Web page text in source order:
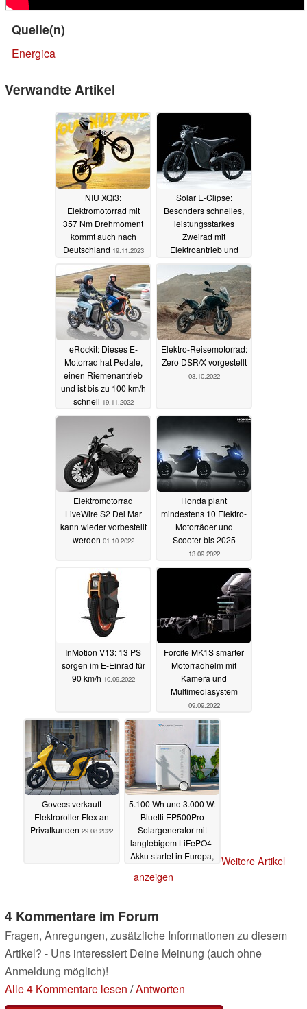
Quelle(n)
Energica
Verwandte Artikel
NIU XQi3:
Elektromotorrad mit
357 Nm Drehmoment
kommt auch nach
Deutschland 19.11.2023
Solar E-Clipse:
Besonders schnelles,
leistungsstarkes
Zweirad mit
Elektroantrieb und
Carbon lässt sich zügig
laden03.08.2023
eRockit: Dieses E-
Motorrad hat Pedale,
einen Riemenantrieb
und ist bis zu 100 km/h
schnell 19.11.2022
Elektro-Reisemotorrad:
Zero DSR/X vorgestellt
03.10.2022
Elektromotorrad
LiveWire S2 Del Mar
kann wieder vorbestellt
werden 01.10.2022
Honda plant
mindestens 10 Elektro-
Motorräder und
Scooter bis 2025
13.09.2022
InMotion V13: 13 PS
sorgen im E-Einrad für
90 km/h 10.09.2022
Forcite MK1S smarter
Motorradhelm mit
Kamera und
Multimediasystem
09.09.2022
Govecs verkauft
Elektroroller Flex an
Privatkunden 29.08.2022
5.100 Wh und 3.000 W:
Bluetti EP500Pro
Solargenerator mit
langlebigem LiFePO4-
Akku startet in Europa,
05.06.2022
Weitere Artikel
anzeigen
4 Kommentare im Forum
Fragen, Anregungen, zusätzliche Informationen zu diesem
Artikel? - Uns interessiert Deine Meinung (auch ohne
Anmeldung möglich)!
Alle 4 Kommentare lesen /Antworten